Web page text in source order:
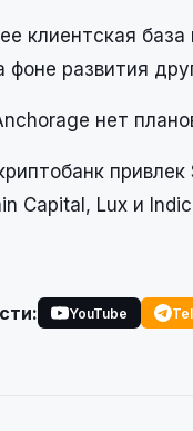
клиентская база
развития
нет
Capital, Lux и
YouTube